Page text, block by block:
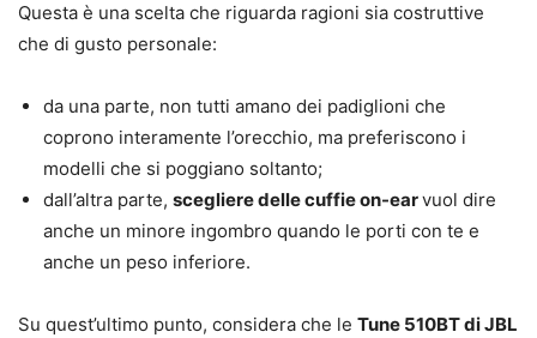
Questa è una scelta che riguarda ragioni sia costruttive
che di gusto personale:
da una parte, non tutti amano dei padiglioni che
coprono interamente l’orecchio, ma preferiscono i
modelli che si poggiano soltanto;
dall’altra parte, scegliere delle cuffie on-earvuol dire
anche un minore ingombro quando le porti con te e
anche un peso inferiore.
Su quest’ultimo punto, considera che le Tune 510BT di JBL